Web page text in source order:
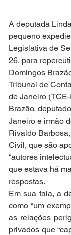
A deputada
pequeno
Legislativa de
26, para
Domingos
Tribunal de
de Janeiro
Brazão,
Janeiro e irmão
Rivaldo
Civil, que são
“autores
que estava há
respostas.
Em sua fala, a
como “um
as relações
privados que